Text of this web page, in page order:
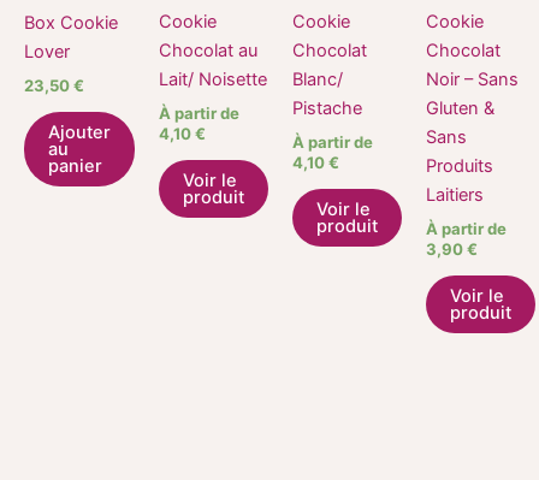
Box Cookie
Lover
23,50€
Ajouter
au
panier
Cookie
Chocolat au
Lait/ Noisette
À partir de
4,10€
Voir le
produit
variations.
Les
options
peuvent
être
choisies
sur
page
Cookie
Chocolat
Blanc/
Pistache
À partir de
4,10€
Voir le
produit
variations.
Les
options
peuvent
être
choisies
la
page
produit
Cookie
Chocolat
Noir – Sans
Gluten &
Sans
Produits
Laitiers
À partir de
3,90€
Voir le
produit